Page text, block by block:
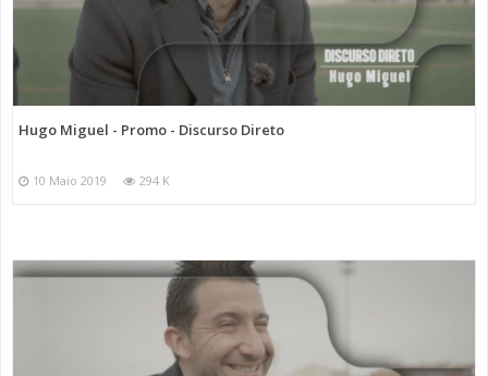
Hugo Miguel - Promo - Discurso Direto
10 Maio 2019 294 K